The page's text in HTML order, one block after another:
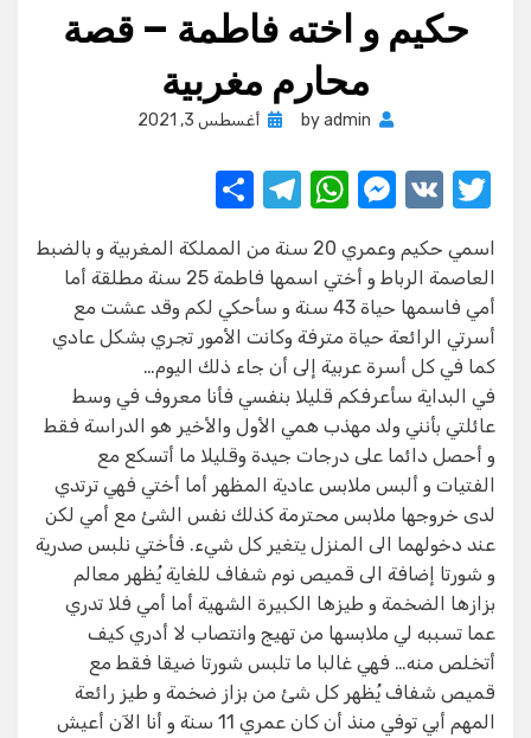
حكيم و اخته فاطمة – قصة
محارم مغربية
byadmin
Posted
أغسطس 3, 2021
T
it
te
r
V
M
ss
e
n
g
er
W
at
s
A
p
p
T
e
gr
a
m
ar
e
اسمي حكيم وعمري 20 سنة من المملكة المغربية و بالضبط
العاصمة الرباط و أختي اسمها فاطمة 25 سنة مطلقة أما
أمي فاسمها حياة 43 سنة و سأحكي لكم وقد عشت مع
أسرتي الرائعة حياة مترفة وكانت الأمور تجري بشكل عادي
كما في كل أسرة عربية إلى أن جاء ذلك اليوم…
في البداية سأعرفكم قليلا بنفسي فأنا معروف في وسط
عائلتي بأنني ولد مهذب همي الأول والأخير هو الدراسة فقط
و أحصل دائما على درجات جيدة وقليلا ما أتسكع مع
الفتيات و ألبس ملابس عادية المظهر أما أختي فهي ترتدي
لدى خروجها ملابس محترمة كذلك نفس الشئ مع أمي لكن
عند دخولهما الى المنزل يتغير كل شيء. فأختي نلبس صدرية
و شورتا إضافة الى قميص نوم شفاف للغاية يُظهر معالم
بزازها الضخمة و طيزها الكبيرة الشهية أما أمي فلا تدري
عما تسببه لي ملابسها من تهيج وانتصاب لا أدري كيف
أتخلص منه… فهي غالبا ما تلبس شورتا ضيقا فقط مع
قميص شفاف يُظهر كل شئ من بزاز ضخمة و طيز رائعة
المهم أبي توفي منذ أن كان عمري 11 سنة و أنا الآن أعيش